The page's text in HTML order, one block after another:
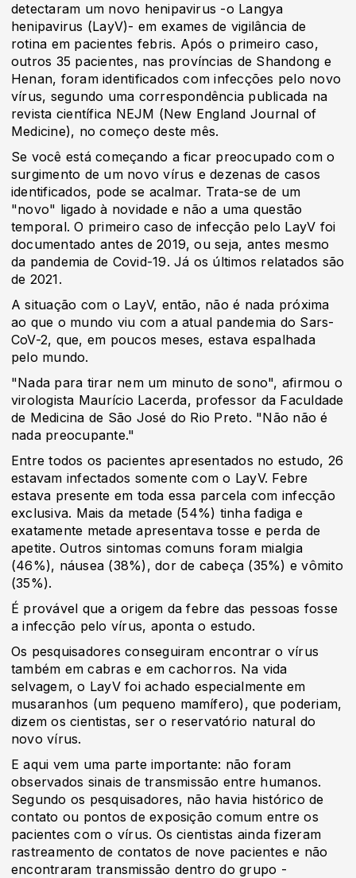
detectaram um novo henipavirus -o Langya
henipavirus (LayV)- em exames de vigilância de
rotina em pacientes febris. Após o primeiro caso,
outros 35 pacientes, nas províncias de Shandong e
Henan, foram identificados com infecções pelo novo
vírus, segundo uma correspondência publicada na
revista científica NEJM (New England Journal of
Medicine), no começo deste mês.
Se você está começando a ficar preocupado com o
surgimento de um novo vírus e dezenas de casos
identificados, pode se acalmar. Trata-se de um
"novo" ligado à novidade e não a uma questão
temporal. O primeiro caso de infecção pelo LayV foi
documentado antes de 2019, ou seja, antes mesmo
da pandemia de Covid-19. Já os últimos relatados são
de 2021.
A situação com o LayV, então, não é nada próxima
ao que o mundo viu com a atual pandemia do Sars-
CoV-2, que, em poucos meses, estava espalhada
pelo mundo.
"Nada para tirar nem um minuto de sono", afirmou o
virologista Maurício Lacerda, professor da Faculdade
de Medicina de São José do Rio Preto. "Não não é
nada preocupante."
Entre todos os pacientes apresentados no estudo, 26
estavam infectados somente com o LayV. Febre
estava presente em toda essa parcela com infecção
exclusiva. Mais da metade (54%) tinha fadiga e
exatamente metade apresentava tosse e perda de
apetite. Outros sintomas comuns foram mialgia
(46%), náusea (38%), dor de cabeça (35%) e vômito
(35%).
É provável que a origem da febre das pessoas fosse
a infecção pelo vírus, aponta o estudo.
Os pesquisadores conseguiram encontrar o vírus
também em cabras e em cachorros. Na vida
selvagem, o LayV foi achado especialmente em
musaranhos (um pequeno mamífero), que poderiam,
dizem os cientistas, ser o reservatório natural do
novo vírus.
E aqui vem uma parte importante: não foram
observados sinais de transmissão entre humanos.
Segundo os pesquisadores, não havia histórico de
contato ou pontos de exposição comum entre os
pacientes com o vírus. Os cientistas ainda fizeram
rastreamento de contatos de nove pacientes e não
encontraram transmissão dentro do grupo -